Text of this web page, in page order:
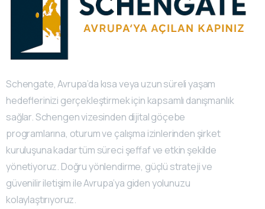
Schengate, Avrupa’da kısa veya uzun süreli yaşam
hedeflerinizi gerçekleştirmek için kapsamlı danışmanlık
sağlar. Schengen vizesinden dijital göçebe
programlarına, oturum ve çalışma izinlerinden şirket
kuruluşuna kadar tüm süreci şeffaf ve etkin şekilde
yönetiyoruz. Doğru yönlendirme, güçlü strateji ve
güvenilir iletişim ile Avrupa’ya giden yolunuzu
kolaylaştırıyoruz.